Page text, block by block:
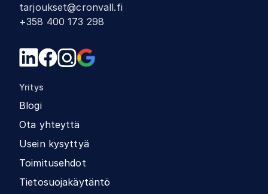
tarjoukset@cronvall.fi
+358 400 173 298
Yritys
Blogi
Ota yhteyttä
Usein kysyttyä
Toimitusehdot
Tietosuojakäytäntö